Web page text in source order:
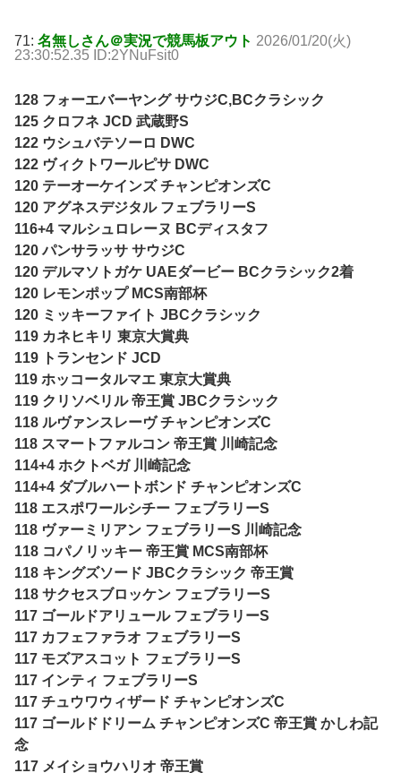
71: 名無しさん＠実況で競馬板アウト 2026/01/20(火)
23:30:52.35 ID:2YNuFsit0
128 フォーエバーヤング サウジC,BCクラシック
125 クロフネ JCD 武蔵野S
122 ウシュバテソーロ DWC
122 ヴィクトワールピサ DWC
120 テーオーケインズ チャンピオンズC
120 アグネスデジタル フェブラリーS
116+4 マルシュロレーヌ BCディスタフ
120 パンサラッサ サウジC
120 デルマソトガケ UAEダービー BCクラシック2着
120 レモンポップ MCS南部杯
120 ミッキーファイト JBCクラシック
119 カネヒキリ 東京大賞典
119 トランセンド JCD
119 ホッコータルマエ 東京大賞典
119 クリソベリル 帝王賞 JBCクラシック
118 ルヴァンスレーヴ チャンピオンズC
118 スマートファルコン 帝王賞 川崎記念
114+4 ホクトベガ 川崎記念
114+4 ダブルハートボンド チャンピオンズC
118 エスポワールシチー フェブラリーS
118 ヴァーミリアン フェブラリーS 川崎記念
118 コパノリッキー 帝王賞 MCS南部杯
118 キングズソード JBCクラシック 帝王賞
118 サクセスブロッケン フェブラリーS
117 ゴールドアリュール フェブラリーS
117 カフェファラオ フェブラリーS
117 モズアスコット フェブラリーS
117 インティ フェブラリーS
117 チュウワウィザード チャンピオンズC
117 ゴールドドリーム チャンピオンズC 帝王賞 かしわ記
念
117 メイショウハリオ 帝王賞